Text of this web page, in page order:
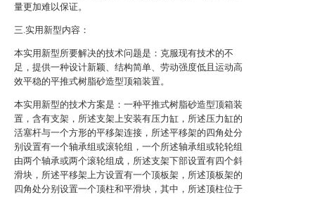
量更加难以保证。
三.实用新型内容：
本实用新型所要解决的技术问题是：克服现有技术的不
足，提供一种设计新颖、结构简单、劳动强度低且运动高
效平稳的平推式树脂砂造型顶箱装置。
本实用新型的技术方案是：一种平推式树脂砂造型顶箱装
置，含有支架，所述支架上安装有压力缸，所述压力缸的
活塞杆与一个方形的平移架连接，所述平移架的四角处分
别设置有一个轴承组或滚轮组，一个所述轴承组或轮轮组
由两个轴承或两个滚轮组成，所述支架下部设置有四个斜
滑块，所述平移架上方设置有一个顶板架，所述顶板架的
四角处分别设置一个顶柱和平滑块，其中，所述顶柱位于